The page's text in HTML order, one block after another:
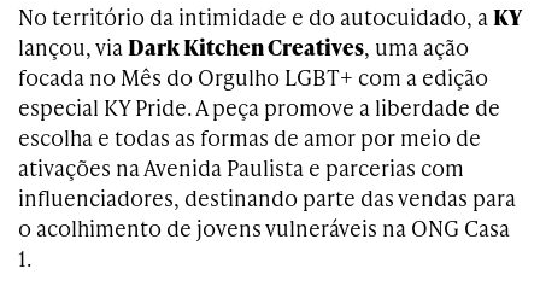
No território da intimidade e do autocuidado, aKY
lançou, viaDark Kitchen Creatives, uma ação
focada no Mês do Orgulho LGBT+ com a edição
especial KY Pride. A peça promove a liberdade de
escolha e todas as formas de amor por meio de
ativações na Avenida Paulista e parcerias com
influenciadores, destinando parte das vendas para
o acolhimento de jovens vulneráveis na ONG Casa
1.